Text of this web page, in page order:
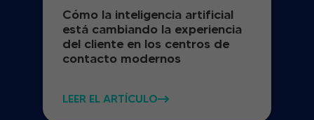
Cómo la inteligencia artificial
está cambiando la experiencia
del cliente en los centros de
contacto modernos
LEER EL ARTÍCULO